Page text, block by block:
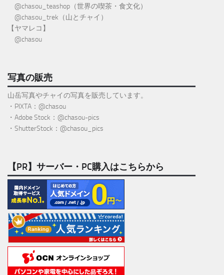
@chasou_teashop （世界の喫茶・食文化）
@chasou_trek （山とチャイ）
【ヤマレコ】
@chasou
写真の販売
山岳写真やチャイの写真を販売しています。
・PIXTA：@chasou
・Adobe Stock：@chasou-pics
・ShutterStock：@chasou_pics
【PR】サーバー・PC購入はこちらから